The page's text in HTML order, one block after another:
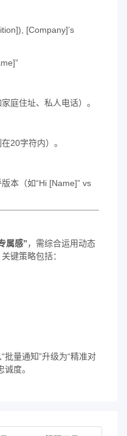
[Company]’s
庭住址、私人电话）。
20字符内）。
本（如“Hi [Name]” vs
属感”​​，需综合运用动态
键策略包括：
“批量通知”升级为“精准对
度。